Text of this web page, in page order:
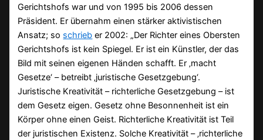
Gerichtshofs war und von 1995 bis 2006 dessen
Präsident. Er übernahm einen stärker aktivistischen
Ansatz; so schrieb er 2002: „Der Richter eines Obersten
Gerichtshofs ist kein Spiegel. Er ist ein Künstler, der das
Bild mit seinen eigenen Händen schafft. Er ‚macht
Gesetze‘ – betreibt ‚juristische Gesetzgebung‘.
Juristische Kreativität – richterliche Gesetzgebung – ist
dem Gesetz eigen. Gesetz ohne Besonnenheit ist ein
Körper ohne einen Geist. Richterliche Kreativität ist Teil
der juristischen Existenz. Solche Kreativität – ‚richterliche